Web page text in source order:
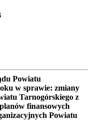
Powiatu
w sprawie: zmiany
Tarnogórskiego z
finansowych
Powiatu